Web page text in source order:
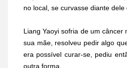
no local, se curvasse diante
Liang Yaoyi sofria de um
sua mãe, resolveu pedir algo
era possível curar-se, pediu
outra forma.